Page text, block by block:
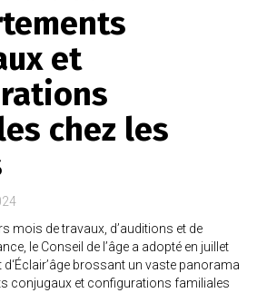
et
chez les
mois de travaux, d’auditions et de
le Conseil de l’âge a adopté en juillet
brossant un vaste panorama
conjugaux et configurations familiales